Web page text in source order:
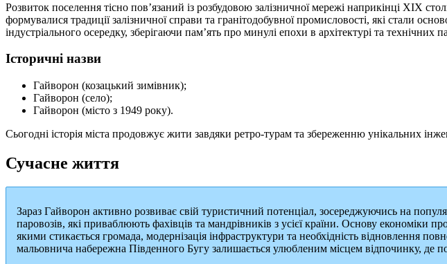
Розвиток поселення тісно пов’язаний із розбудовою залізничної мережі наприкінці XIX
формувалися традиції залізничної справи та гранітодобувної промисловості, які стали
індустріального осередку, зберігаючи пам’ять про минулі епохи в архітектурі та технічних
Історичні назви
Гайворон (козацький зимівник);
Гайворон (село);
Гайворон (місто з 1949 року).
Сьогодні історія міста продовжує жити завдяки ретро-турам та збереженню унікальних
Сучасне життя
Зараз Гайворон активно розвиває свій туристичний потенціал, зосереджуючись на
паровозів, які приваблюють фахівців та мандрівників з усієї країни. Основу економіки
якими стикається громада, модернізація інфраструктури та необхідність відновлення
мальовнича набережна Південного Бугу залишається улюбленим місцем відпочинку, де